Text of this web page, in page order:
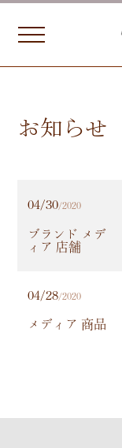
お知らせ
04/30/2020
ブランド メデ
ィア 店舗
04/28/2020
メディア 商品